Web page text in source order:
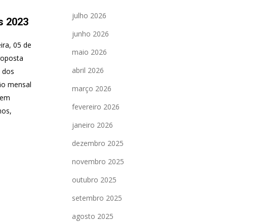
2023
05 de
dos
mensal
julho 2026
junho 2026
maio 2026
abril 2026
março 2026
fevereiro 2026
janeiro 2026
dezembro 2025
novembro 2025
outubro 2025
setembro 2025
agosto 2025